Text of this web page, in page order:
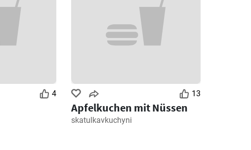
4 13
Apfelkuchen mit Nüssen
skatulkavkuchyni